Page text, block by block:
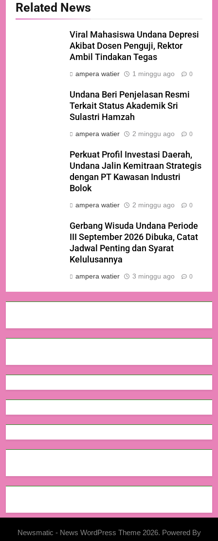
Related News
Viral Mahasiswa Undana Depresi
Akibat Dosen Penguji, Rektor
Ambil Tindakan Tegas
ampera watier 1 minggu ago 0
Undana Beri Penjelasan Resmi
Terkait Status Akademik Sri
Sulastri Hamzah
ampera watier 2 minggu ago 0
Perkuat Profil Investasi Daerah,
Undana Jalin Kemitraan Strategis
dengan PT Kawasan Industri
Bolok
ampera watier 2 minggu ago 0
Gerbang Wisuda Undana Periode
III September 2026 Dibuka, Catat
Jadwal Penting dan Syarat
Kelulusannya
ampera watier 3 minggu ago 0
Newsmatic - News WordPress Theme 2026. Powered By